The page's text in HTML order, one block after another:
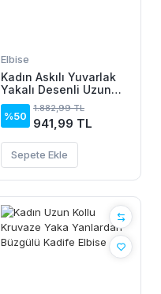
Elbise
Kadın Askılı Yuvarlak
Yakalı Desenli Uzun
Süprem Elbise
%50
1.882,99 TL
941,99 TL
Sepete Ekle